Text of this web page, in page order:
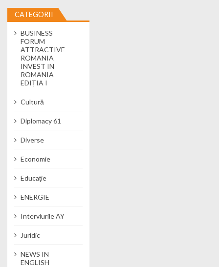
CATEGORII
BUSINESS
FORUM
ATTRACTIVE
ROMANIA
INVEST IN
ROMANIA
EDIȚIA I
Cultură
Diplomacy 61
Diverse
Economie
Educație
ENERGIE
Interviurile AY
Juridic
NEWS IN
ENGLISH